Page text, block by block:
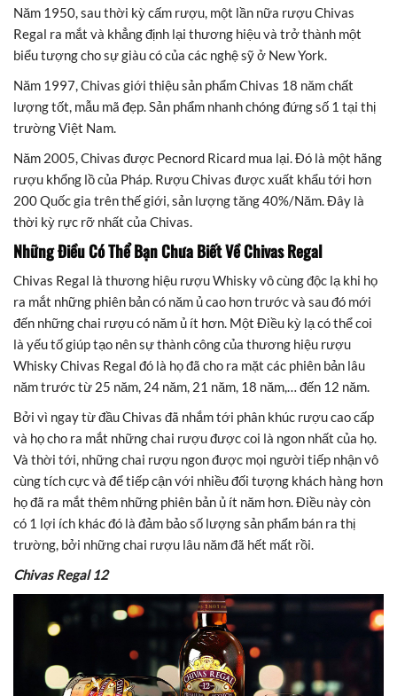
Năm 1950, sau thời kỳ cấm rượu, một lần nữa rượu Chivas
Regal ra mắt và khẳng định lại thương hiệu và trở thành một
biểu tượng cho sự giàu có của các nghệ sỹ ở New York.
Năm 1997, Chivas giới thiệu sản phẩm Chivas 18 năm chất
lượng tốt, mẫu mã đẹp. Sản phẩm nhanh chóng đứng số 1 tại thị
trường Việt Nam.
Năm 2005, Chivas được Pecnord Ricard mua lại. Đó là một hãng
rượu khổng lồ của Pháp. Rượu Chivas được xuất khẩu tới hơn
200 Quốc gia trên thế giới, sản lượng tăng 40%/Năm. Đây là
thời kỳ rực rỡ nhất của Chivas.
Những Điều Có Thể Bạn Chưa Biết Về Chivas Regal
Chivas Regal là thương hiệu rượu Whisky vô cùng độc lạ khi họ
ra mắt những phiên bản có năm ủ cao hơn trước và sau đó mới
đến những chai rượu có năm ủ ít hơn. Một Điều kỳ lạ có thể coi
là yếu tố giúp tạo nên sự thành công của thương hiệu rượu
Whisky Chivas Regal đó là họ đã cho ra mặt các phiên bản lâu
năm trước từ 25 năm, 24 năm, 21 năm, 18 năm,… đến 12 năm.
Bởi vì ngay từ đầu Chivas đã nhắm tới phân khúc rượu cao cấp
và họ cho ra mắt những chai rượu được coi là ngon nhất của họ.
Và thời tới, những chai rượu ngon được mọi người tiếp nhận vô
cùng tích cực và để tiếp cận với nhiều đối tượng khách hàng hơn
họ đã ra mắt thêm những phiên bản ủ ít năm hơn. Điều này còn
có 1 lợi ích khác đó là đảm bảo số lượng sản phẩm bán ra thị
trường, bởi những chai rượu lâu năm đã hết mất rồi.
Chivas Regal 12